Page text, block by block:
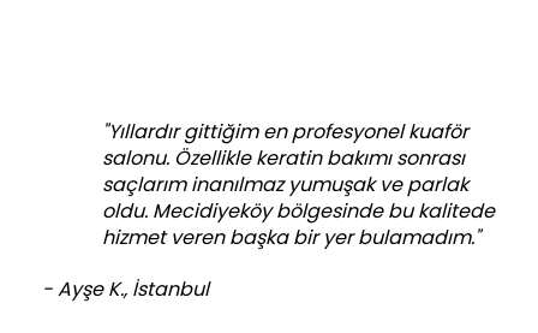
"Yıllardır gittiğim en profesyonel kuaför
salonu. Özellikle keratin bakımı sonrası
saçlarım inanılmaz yumuşak ve parlak
oldu. Mecidiyeköy bölgesinde bu kalitede
hizmet veren başka bir yer bulamadım."
- Ayşe K., İstanbul